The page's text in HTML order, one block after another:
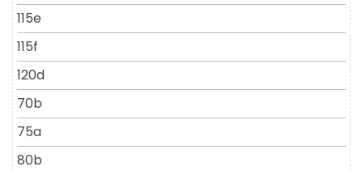
115e
115f
120d
70b
75a
80b